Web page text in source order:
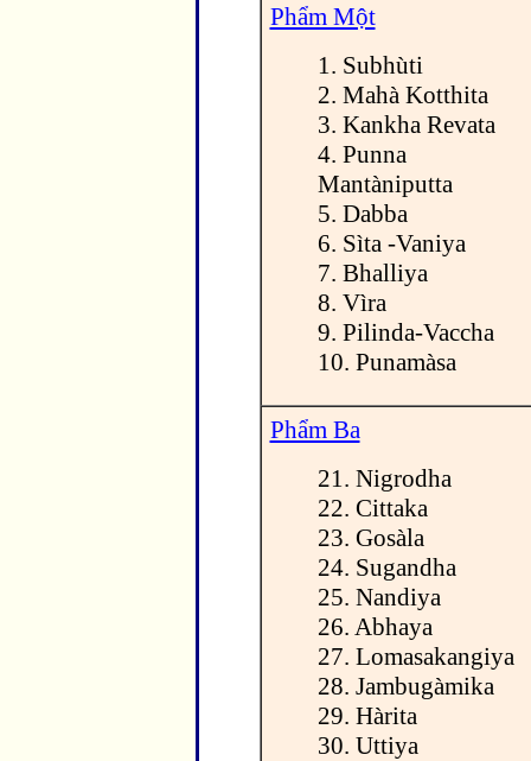
Phẩm Một
1. Subhùti
2. Mahà Kotthita
3. Kankha Revata
4. Punna
Mantàniputta
5. Dabba
6. Sìta -Vaniya
7. Bhalliya
8. Vìra
9. Pilinda-Vaccha
10. Punamàsa
Phẩm Ba
21. Nigrodha
22. Cittaka
23. Gosàla
24. Sugandha
25. Nandiya
26. Abhaya
27. Lomasakangiya
28. Jambugàmika
29. Hàrita
30. Uttiya